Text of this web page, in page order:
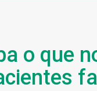
o que